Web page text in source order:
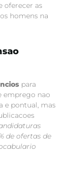
oferecer as
homens na
para
emprego nao
e pontual, mas
de ofertas de